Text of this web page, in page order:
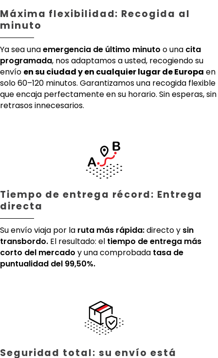
Máxima flexibilidad: Recogida al
minuto
Ya sea unaemergencia de último minuto o una cita
programada, nos adaptamos a usted, recogiendo su
envío en su ciudad y en cualquier lugar de Europa en
solo 60–120 minutos. Garantizamos una recogida flexible
que encaja perfectamente en su horario. Sin esperas, sin
retrasos innecesarios.
Tiempo de entrega récord: Entrega
directa
Su envío viaja por la ruta más rápida:directo y sin
transbordo. El resultado: el tiempo de entrega más
corto del mercado y una comprobada tasa de
puntualidad del 99,50%.
Seguridad total: su envío está